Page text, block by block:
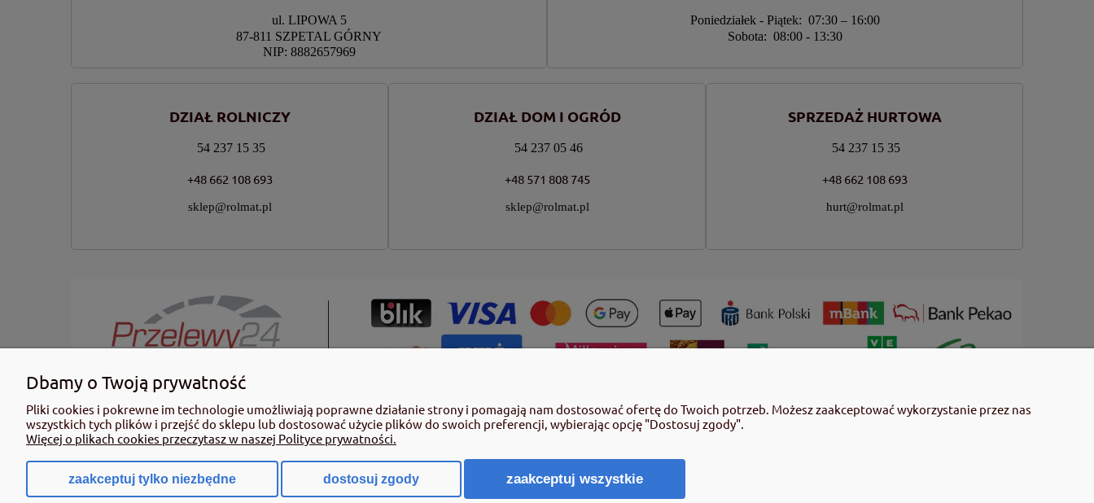
ul. LIPOWA 5
87-811 SZPETAL GÓRNY
NIP: 8882657969
Poniedziałek - Piątek: 07:30 – 16:00
Sobota: 08:00 - 13:30
DZIAŁ ROLNICZY
54 237 15 35
+48 662 108 693
sklep@rolmat.pl
DZIAŁ DOM I OGRÓD
54 237 05 46
+48 571 808 745
sklep@rolmat.pl
SPRZEDAŻ HURTOWA
54 237 15 35
+48 662 108 693
hurt@rolmat.pl
informacje dotyczące produktu. Zwróć uwagę na zwroty wskazujące rodzaj zagrożenia oraz przestrzegaj środków bezpieczeństwa zamieszczonych w etykiecie. Środki ochrony roślin do użytku
profesjonalnego mogą być nabyte tylko i wyłącznie przez osoby pełnoletnie oraz posiadające kwalifikacje wymagane od osób nabywających środki ochrony roślin określone w ustawie (art. 28 Ustawy z
dn. 8 marca 2013 r. o Środkach Ochrony Roślin Dz. Ustw 2020 poz.2097 z pózn. zm.) Niespełnienie powyższych warunków jest złamaniem regulaminu sklepu.
Dbamy o Twoją prywatność
Pliki cookies i pokrewne im technologie umożliwiają poprawne działanie strony i pomagają nam dostosować ofertę do Twoich potrzeb. Możesz zaakceptować wykorzystanie przez nas
wszystkich tych plików i przejść do sklepu lub dostosować użycie plików do swoich preferencji, wybierając opcję "Dostosuj zgody".
Więcej o plikach cookies przeczytasz w naszej Polityce prywatności.
zaakceptuj tylko niezbędne dostosuj zgody zaakceptuj wszystkie